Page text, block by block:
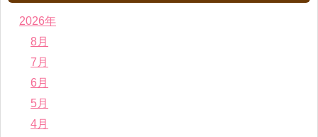
2026年
8月
7月
6月
5月
4月